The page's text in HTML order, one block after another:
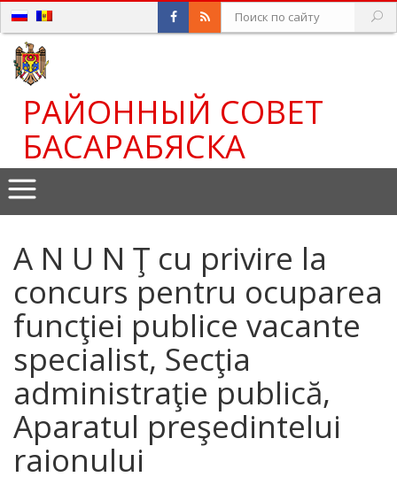
РАЙОННЫЙ СОВЕТ
БАСАРАБЯСКА
A N U N Ţ cu privire la
concurs pentru ocuparea
funcţiei publice vacante
specialist, Secţia
administraţie publică,
Aparatul preşedintelui
raionului